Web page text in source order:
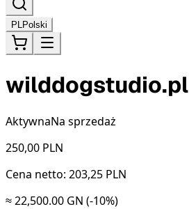
PLPolski
wilddogstudio.pl
AktywnaNa sprzedaż
250,00 PLN
Cena netto: 203,25 PLN
≈ 22,500.00 GN (-10%)